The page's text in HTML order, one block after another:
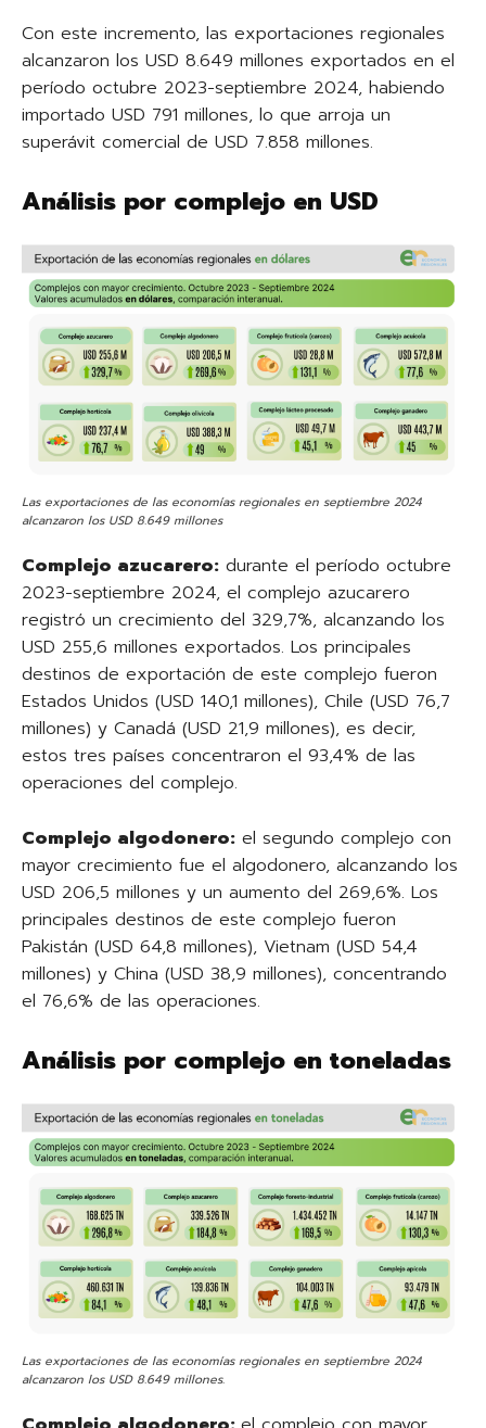
Con este incremento, las exportaciones regionales
alcanzaron los USD 8.649 millones exportados en el
período octubre 2023-septiembre 2024, habiendo
importado USD 791 millones, lo que arroja un
superávit comercial de USD 7.858 millones.
Análisis por complejo en USD
Las exportaciones de las economías regionales en septiembre 2024
alcanzaron los USD 8.649 millones
Complejo azucarero: durante el período octubre
2023-septiembre 2024, el complejo azucarero
registró un crecimiento del 329,7%, alcanzando los
USD 255,6 millones exportados. Los principales
destinos de exportación de este complejo fueron
Estados Unidos (USD 140,1 millones), Chile (USD 76,7
millones) y Canadá (USD 21,9 millones), es decir,
estos tres países concentraron el 93,4% de las
operaciones del complejo.
Complejo algodonero: el segundo complejo con
mayor crecimiento fue el algodonero, alcanzando los
USD 206,5 millones y un aumento del 269,6%. Los
principales destinos de este complejo fueron
Pakistán (USD 64,8 millones), Vietnam (USD 54,4
millones) y China (USD 38,9 millones), concentrando
el 76,6% de las operaciones.
Análisis por complejo en toneladas
Las exportaciones de las economías regionales en septiembre 2024
alcanzaron los USD 8.649 millones.